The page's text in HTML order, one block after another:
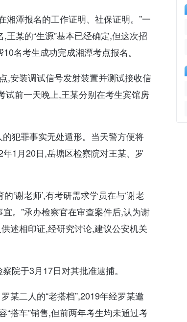
湘潭报名的工作证明、社保证明。”一
某的“生源”基本已经确定,但这次招
名考生成功完成湘潭考点报名。
,安装调试信号发射装置并测试接收信
试前一天晚上,王某分别在考生宾馆房
犯罪事实无处遁形。当天警方便将
1月20日,岳塘区检察院对王某、罗
‘谢老师’,有考研需求学员在与‘谢老
。”承办检察官在审查案件后,认为谢
述相印证,经研究讨论,建议公安机关
院于3月17日对其批准逮捕。
某二人的“老搭档”,2019年经罗某邀
“搭车”销售,但前两年考生均未通过考